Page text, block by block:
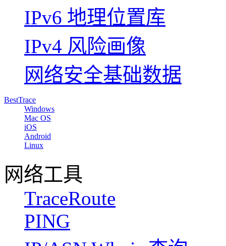
IPv6 地理位置库
IPv4 风险画像
网络安全基础数据
BestTrace
Windows
Mac OS
iOS
Android
Linux
网络工具
TraceRoute
PING